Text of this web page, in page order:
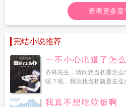
查看更多章
完结小说推荐
一不小心出道了怎
齐林先生，请问您当初是怎
呢？呃，我说我当初就是去
我真不想吃软饭啊